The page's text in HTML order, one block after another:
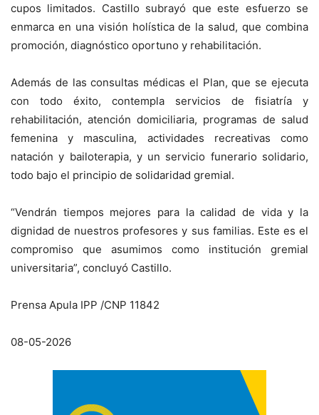
cupos limitados. Castillo subrayó que este esfuerzo se
enmarca en una visión holística de la salud, que combina
promoción, diagnóstico oportuno y rehabilitación.
Además de las consultas médicas el Plan, que se ejecuta
con todo éxito, contempla servicios de fisiatría y
rehabilitación, atención domiciliaria, programas de salud
femenina y masculina, actividades recreativas como
natación y bailoterapia, y un servicio funerario solidario,
todo bajo el principio de solidaridad gremial.
“Vendrán tiempos mejores para la calidad de vida y la
dignidad de nuestros profesores y sus familias. Este es el
compromiso que asumimos como institución gremial
universitaria”, concluyó Castillo.
Prensa Apula IPP /CNP 11842
08-05-2026